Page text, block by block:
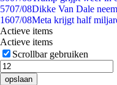
5707/08Dikke Van Dale
1607/08Meta krijgt half
Actieve items
Actieve items
Scrollbar gebruiken
opslaan